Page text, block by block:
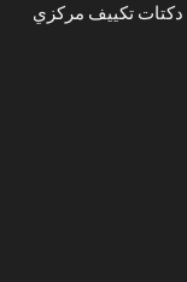
تكييف مركزي